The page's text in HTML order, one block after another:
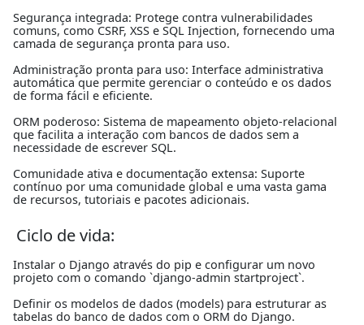
Segurança integrada: Protege contra vulnerabilidades
comuns, como CSRF, XSS e SQL Injection, fornecendo uma
camada de segurança pronta para uso.
Administração pronta para uso: Interface administrativa
automática que permite gerenciar o conteúdo e os dados
de forma fácil e eficiente.
ORM poderoso: Sistema de mapeamento objeto-relacional
que facilita a interação com bancos de dados sem a
necessidade de escrever SQL.
Comunidade ativa e documentação extensa: Suporte
contínuo por uma comunidade global e uma vasta gama
de recursos, tutoriais e pacotes adicionais.
Ciclo de vida:
Instalar o Django através do pip e configurar um novo
projeto com o comando `django-admin startproject`.
Definir os modelos de dados (models) para estruturar as
tabelas do banco de dados com o ORM do Django.